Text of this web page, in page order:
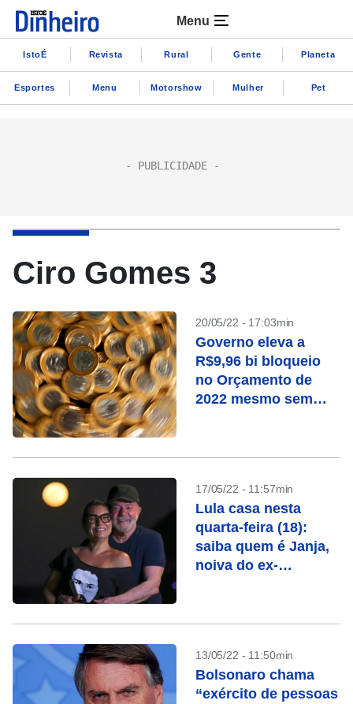
Menu
IstoÉ Revista Rural Gente Planeta
Esportes Menu Motorshow Mulher Pet
Ciro Gomes 3
20/05/22 - 17:03min
Governo eleva a
R$9,96 bi bloqueio
no Orçamento de
2022 mesmo sem
17/05/22 - 11:57min
Lula casa nesta
quarta-feira (18):
saiba quem é Janja,
noiva do ex-
13/05/22 - 11:50min
Bolsonaro chama
“exército de pessoas